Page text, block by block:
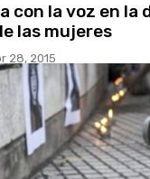
con la voz en la
las mujeres
28, 2015